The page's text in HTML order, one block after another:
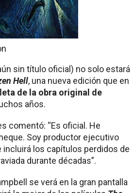
sin título oficial) no solo estará
Hell, una nueva edición que en
de la obra original de
años.
comentó: “Es oficial. He
Soy productor ejecutivo
incluirá los capítulos perdidos de
durante décadas”.
se verá en la gran pantalla